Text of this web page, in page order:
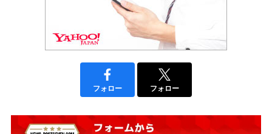
フォロー フォロー